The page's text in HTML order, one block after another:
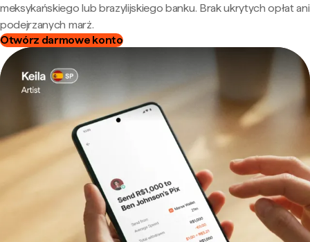
meksykańskiego lub brazylijskiego banku. Brak ukrytych opłat ani
podejrzanych marż.
Otwórz darmowe konto